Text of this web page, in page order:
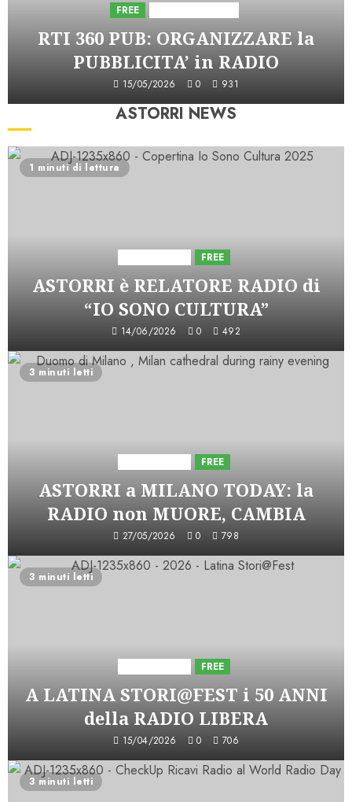
FREE
RTI 360 PUB: ORGANIZZARE la
PUBBLICITA’ in RADIO
15/05/2026 0 931
ASTORRI NEWS
1 minuti di lettura
FREE
ASTORRI è RELATORE RADIO di
“IO SONO CULTURA”
14/06/2026 0 492
3 minuti letti
FREE
ASTORRI a MILANO TODAY: la
RADIO non MUORE, CAMBIA
27/05/2026 0 798
3 minuti letti
FREE
A LATINA STORI@FEST i 50 ANNI
della RADIO LIBERA
15/04/2026 0 706
3 minuti letti